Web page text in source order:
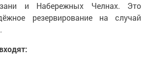
и Набережных Челнах. Это
резервирование на случай